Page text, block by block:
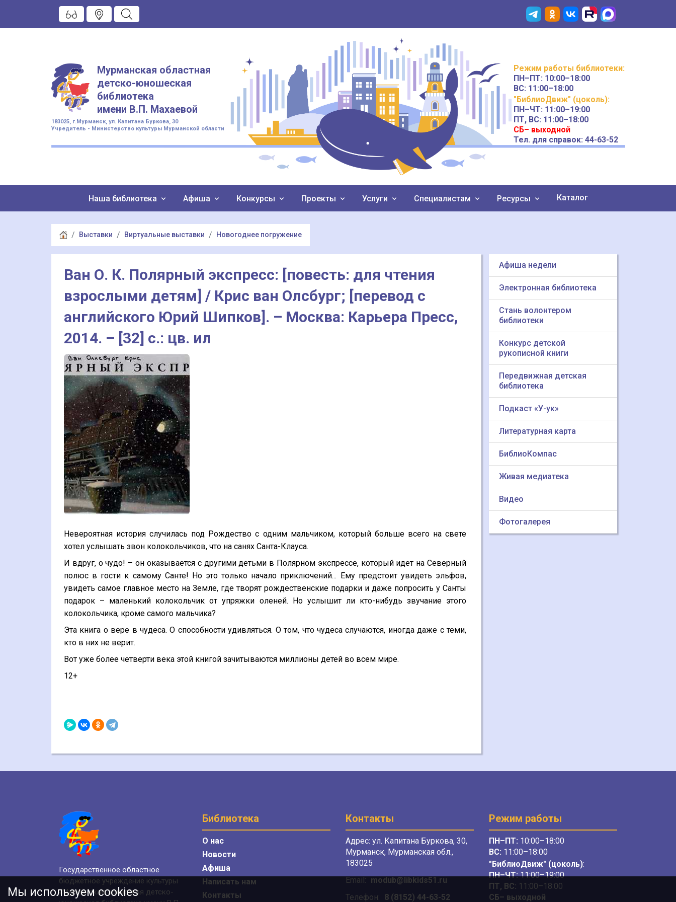
Мурманская областная
детско-юношеская
библиотека
имени В.П. Махаевой
183025, г.Мурманск, ул. Капитана Буркова, 30
Учредитель - Министерство культуры Мурманской области
Режим работы библиотеки:
ПН–ПТ: 10:00–18:00
ВС: 11:00–18:00
"БиблиоДвиж" (цоколь):
ПН–ЧТ: 11:00–19:00
ПТ, ВС: 11:00–18:00
СБ– выходной
Тел. для справок: 44-63-52
Наша библиотека Афиша Конкурсы Проекты Услуги Специалистам Ресурсы Каталог
Выставки Виртуальные выставки Новогоднее погружение
Ван О. К. Полярный экспресс: [повесть: для чтения
взрослыми детям] / Крис ван Олсбург; [перевод с
английского Юрий Шипков]. – Москва: Карьера Пресс,
2014. – [32] с.: цв. ил
Невероятная история случилась под Рождество с одним мальчиком, который больше всего на свете
хотел услышать звон колокольчиков, что на санях Санта-Клауса.
И вдруг, о чудо! – он оказывается с другими детьми в Полярном экспрессе, который идет на Северный
полюс в гости к самому Санте! Но это только начало приключений... Ему предстоит увидеть эльфов,
увидеть самое главное место на Земле, где творят рождественские подарки и даже попросить у Санты
подарок – маленький колокольчик от упряжки оленей. Но услышит ли кто-нибудь звучание этого
колокольчика, кроме самого мальчика?
Эта книга о вере в чудеса. О способности удивляться. О том, что чудеса случаются, иногда даже с теми,
кто в них не верит.
Вот уже более четверти века этой книгой зачитываются миллионы детей во всем мире.
12+
Афиша недели
Электронная библиотека
Стань волонтером
библиотеки
Конкурс детской
рукописной книги
Передвижная детская
библиотека
Подкаст «У-ук»
Литературная карта
БиблиоКомпас
Живая медиатека
Видео
Фотогалерея
Государственное областное
бюджетное учреждение культуры
«Мурманская областная детско-
Библиотека
О нас
Новости
Афиша
Написать нам
Контакты
Контакты
Адрес: ул. Капитана Буркова, 30,
Мурманск, Мурманская обл.,
183025
Email: modub@libkids51.ru
Телефон: 8 (8152) 44-63-52
Режим работы
ПН–ПТ: 10:00–18:00
ВС: 11:00–18:00
"БиблиоДвиж" (цоколь):
ПН–ЧТ:11:00–19:00
ПТ, ВС: 11:00–18:00
СБ– выходной
Мы используем cookies